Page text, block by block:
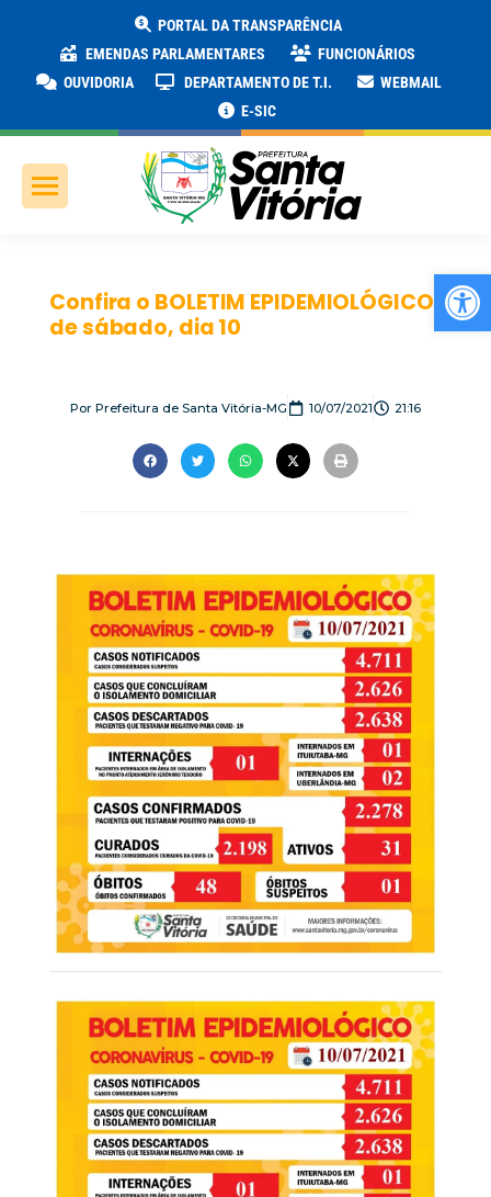
PORTAL DA TRANSPARÊNCIA
EMENDAS PARLAMENTARES
FUNCIONÁRIOS
OUVIDORIA
DEPARTAMENTO DE T.I.
WEBMAIL
E-SIC
Confira o BOLETIM EPIDEMIOLÓGICO
de sábado, dia 10
Por Prefeitura de Santa Vitória-MG 10/07/2021 21:16